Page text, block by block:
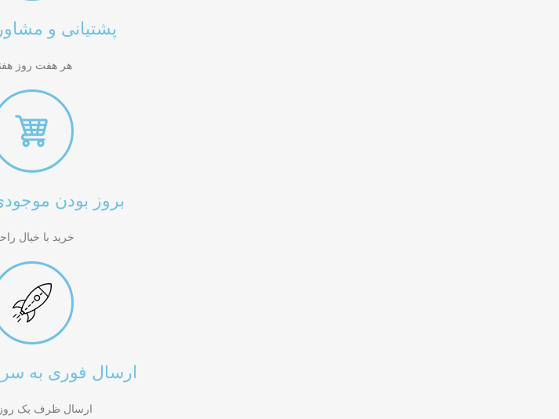
پشتیانی و
هر هفت روز
بروز بودن
خرید با خیال
ارسال فوری به
ارسال ظرف یک